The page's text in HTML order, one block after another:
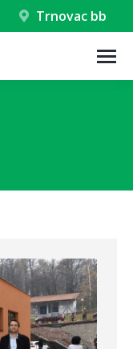
Trnovac bb